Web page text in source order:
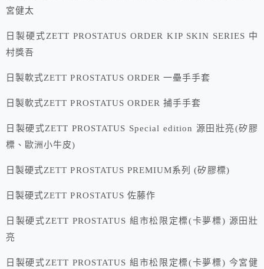
宮健太
日製硬式ZETT PROSTATUS ORDER KIP SKIN SERIES 中
村獎吾
日製軟式ZETT PROSTATUS ORDER 一壘手手套
日製軟式ZETT PROSTATUS ORDER 捕手手套
日製硬式ZETT PROSTATUS Special edition 源田壯亮(矽膠
標、歐洲小牛皮)
日製硬式ZETT PROSTATUS PREMIUM系列 (矽膠標)
日製硬式ZETT PROSTATUS 佐藤作
日製硬式ZETT PROSTATUS 組市松限定標(卡夢標) 源田壯
亮
日製硬式ZETT PROSTATUS 組市松限定標(卡夢標) 今宮健